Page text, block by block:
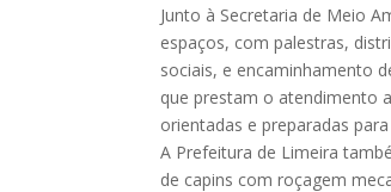
Junto à Secretaria de Meio
espaços, com palestras,
sociais, e encaminhamento
que prestam o atendimento
orientadas e preparadas
A Prefeitura de Limeira
de capins com roçagem